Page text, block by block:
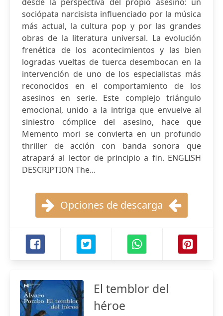
sociópata narcisista influenciado por la música
más actual, la cultura pop y por las grandes
obras de la literatura universal. La evolución
frenética de los acontecimientos y las bien
logradas vueltas de tuerca desembocan en la
intervención de uno de los especialistas más
reconocidos en el comportamiento de los
asesinos en serie. Este complejo triángulo
emocional, unido a la intriga que envuelve al
siniestro cómplice del asesino, hace que
Memento mori se convierta en un profundo
thriller de acción con banda sonora que
atrapará al lector de principio a fin. ENGLISH
DESCRIPTION The...
Opciones de descarga
El temblor del
héroe